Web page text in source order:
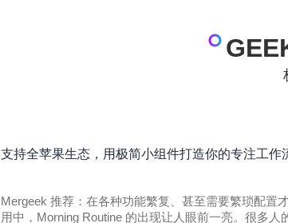
支持全苹果生态，用极简小组件打造你的专注工作
Mergeek 推荐：在各种功能繁复、甚至需要繁琐配置
用中，Morning Routine 的出现让人眼前一亮。很多人